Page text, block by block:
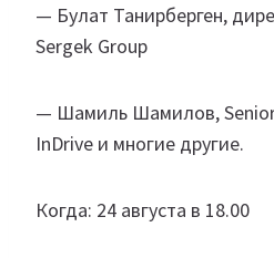
— Булат Танирберген,
Sergek Group
— Шамиль Шамилов, Senior
InDrive и многие другие.
Когда: 24 августа в 18.00